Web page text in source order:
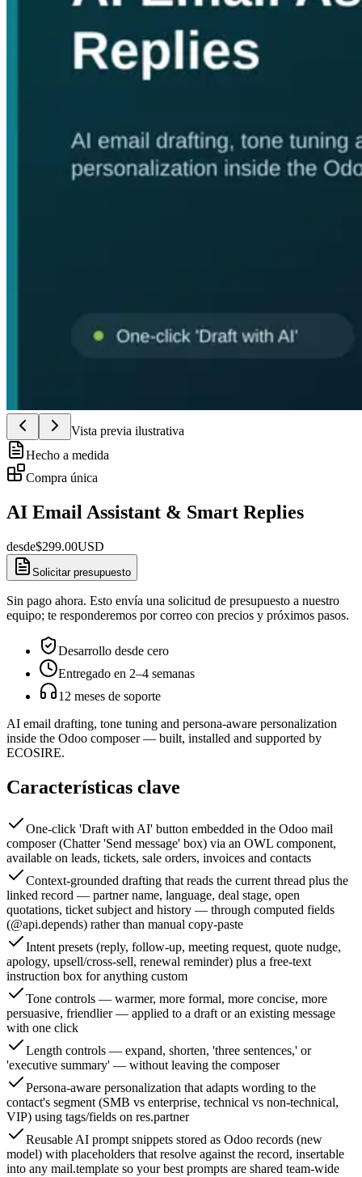
Vista previa ilustrativa
Hecho a medida
Compra única
AI Email Assistant & Smart Replies
desde$299.00USD
Solicitar presupuesto
Sin pago ahora. Esto envía una solicitud de presupuesto a nuestro
equipo; te responderemos por correo con precios y próximos pasos.
Desarrollo desde cero
Entregado en 2–4 semanas
12 meses de soporte
AI email drafting, tone tuning and persona-aware personalization
inside the Odoo composer — built, installed and supported by
ECOSIRE.
Características clave
One-click 'Draft with AI' button embedded in the Odoo mail
composer (Chatter 'Send message' box) via an OWL component,
available on leads, tickets, sale orders, invoices and contacts
Context-grounded drafting that reads the current thread plus the
linked record — partner name, language, deal stage, open
quotations, ticket subject and history — through computed fields
(@api.depends) rather than manual copy-paste
Intent presets (reply, follow-up, meeting request, quote nudge,
apology, upsell/cross-sell, renewal reminder) plus a free-text
instruction box for anything custom
Tone controls — warmer, more formal, more concise, more
persuasive, friendlier — applied to a draft or an existing message
with one click
Length controls — expand, shorten, 'three sentences,' or
'executive summary' — without leaving the composer
Persona-aware personalization that adapts wording to the
contact's segment (SMB vs enterprise, technical vs non-technical,
VIP) using tags/fields on res.partner
Reusable AI prompt snippets stored as Odoo records (new
model) with placeholders that resolve against the record, insertable
into any mail.template so your best prompts are shared team-wide